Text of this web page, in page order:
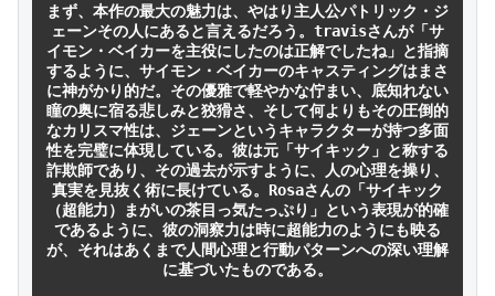
まず、本作の最大の魅力は、やはり主人公パトリック・ジ
ェーンその人にあると言えるだろう。travisさんが「サ
イモン・ベイカーを主役にしたのは正解でしたね」と指摘
するように、サイモン・ベイカーのキャスティングはまさ
に神がかり的だ。その優雅で軽やかな佇まい、底知れない
瞳の奥に宿る悲しみと狡猾さ、そして何よりもその圧倒的
なカリスマ性は、ジェーンというキャラクターが持つ多面
性を完璧に体現している。彼は元「サイキック」と称する
詐欺師であり、その過去が示すように、人の心理を操り、
真実を見抜く術に長けている。Rosaさんの「サイキック
（超能力）まがいの茶目っ気たっぷり」という表現が的確
であるように、彼の洞察力は時に超能力のようにも映る
が、それはあくまで人間心理と行動パターンへの深い理解
に基づいたものである。